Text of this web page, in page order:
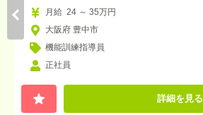
月給 24 ～ 35万円
大阪府 豊中市
機能訓練指導員
正社員
詳細を見る